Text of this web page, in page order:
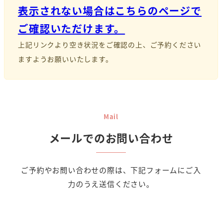
表示されない場合はこちらのページで
ご確認いただけます。
上記リンクより空き状況をご確認の上、ご予約ください
ますようお願いいたします。
Mail
メールでのお問い合わせ
ご予約やお問い合わせの際は、下記フォームにご入
力のうえ送信ください。